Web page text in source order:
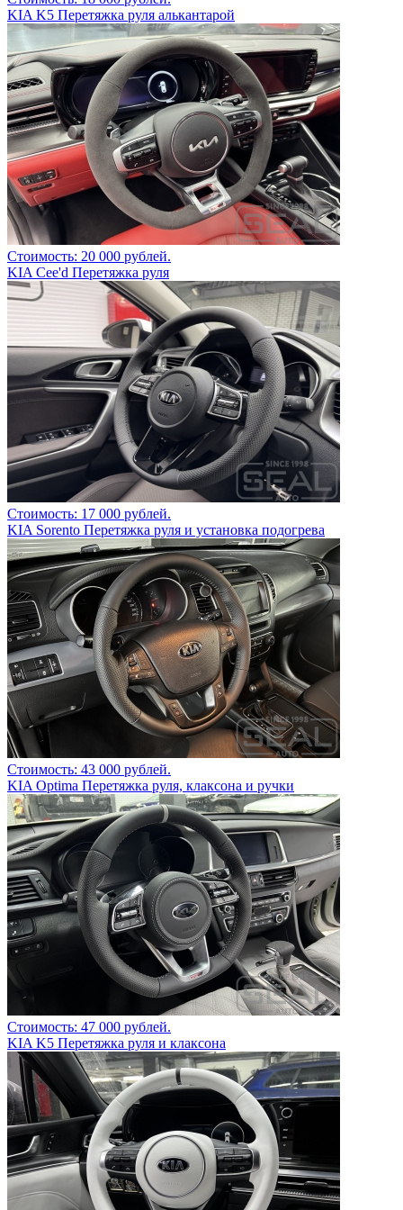
KIA K5 Перетяжка руля алькантарой
Стоимость: 20 000 рублей.
KIA Cee'd Перетяжка руля
Стоимость: 17 000 рублей.
KIA Sorento Перетяжка руля и установка подогрева
Стоимость: 43 000 рублей.
KIA Optima Перетяжка руля, клаксона и ручки
Стоимость: 47 000 рублей.
KIA K5 Перетяжка руля и клаксона